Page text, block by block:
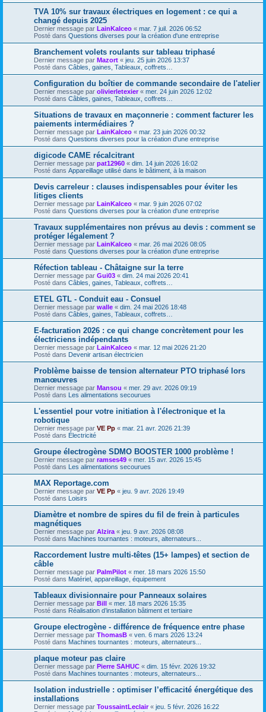
TVA 10% sur travaux électriques en logement : ce qui a
changé depuis 2025
Dernier message par LainKalceo « mar. 7 juil. 2026 06:52
Posté dans Questions diverses pour la création d'une entreprise
Branchement volets roulants sur tableau triphasé
Dernier message par Mazort « jeu. 25 juin 2026 13:37
Posté dans Câbles, gaines, Tableaux, coffrets…
Configuration du boîtier de commande secondaire de l'atelier
Dernier message par olivierletexier« mer. 24 juin 2026 12:02
Posté dans Câbles, gaines, Tableaux, coffrets…
Situations de travaux en maçonnerie : comment facturer les
paiements intermédiaires ?
Dernier message par LainKalceo « mar. 23 juin 2026 00:32
Posté dans Questions diverses pour la création d'une entreprise
digicode CAME récalcitrant
Dernier message par pat12960 « dim. 14 juin 2026 16:02
Posté dans Appareillage utilisé dans le bâtiment, à la maison
Devis carreleur : clauses indispensables pour éviter les
litiges clients
Dernier message par LainKalceo « mar. 9 juin 2026 07:02
Posté dans Questions diverses pour la création d'une entreprise
Travaux supplémentaires non prévus au devis : comment se
protéger légalement ?
Dernier message par LainKalceo « mar. 26 mai 2026 08:05
Posté dans Questions diverses pour la création d'une entreprise
Réfection tableau - Châtaigne sur la terre
Dernier message par Gui03 « dim. 24 mai 2026 20:41
Posté dans Câbles, gaines, Tableaux, coffrets…
ETEL GTL - Conduit eau - Consuel
Dernier message par walle « dim. 24 mai 2026 18:48
Posté dans Câbles, gaines, Tableaux, coffrets…
E-facturation 2026 : ce qui change concrètement pour les
électriciens indépendants
Dernier message par LainKalceo « mar. 12 mai 2026 21:20
Posté dans Devenir artisan électricien
Problème baisse de tension alternateur PTO triphasé lors
manœuvres
Dernier message par Mansou « mer. 29 avr. 2026 09:19
Posté dans Les alimentations secourues
L'essentiel pour votre initiation à l'électronique et la
robotique
Dernier message par VE Pp « mar. 21 avr. 2026 21:39
Posté dans Électricité
Groupe électrogène SDMO BOOSTER 1000 problème !
Dernier message par ramses49 « mer. 15 avr. 2026 15:45
Posté dans Les alimentations secourues
MAX Reportage.com
Dernier message par VE Pp « jeu. 9 avr. 2026 19:49
Posté dans Loisirs
Diamètre et nombre de spires du fil de frein à particules
magnétiques
Dernier message par Alzira « jeu. 9 avr. 2026 08:08
Posté dans Machines tournantes : moteurs, alternateurs...
Raccordement lustre multi-têtes (15+ lampes) et section de
câble
Dernier message par PalmPilot « mer. 18 mars 2026 15:50
Posté dans Matériel, appareillage, équipement
Tableaux divisionnaire pour Panneaux solaires
Dernier message par Bill « mer. 18 mars 2026 15:35
Posté dans Réalisation d’installation bâtiment et tertiaire
Groupe electrogène - différence de fréquence entre phase
Dernier message par ThomasB « ven. 6 mars 2026 13:24
Posté dans Machines tournantes : moteurs, alternateurs...
plaque moteur pas claire
Dernier message par Pierre SAHUC « dim. 15 févr. 2026 19:32
Posté dans Machines tournantes : moteurs, alternateurs...
Isolation industrielle : optimiser l’efficacité énergétique des
installations
Dernier message par ToussaintLeclair« jeu. 5 févr. 2026 16:22